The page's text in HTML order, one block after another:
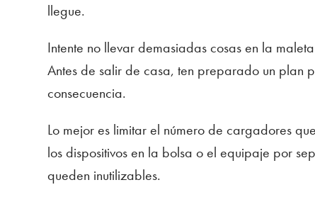
llegue.
Intente no llevar demasiadas cosas en la
Antes de salir de casa, ten preparado un plan
consecuencia.
Lo mejor es limitar el número de cargadores
los dispositivos en la bolsa o el equipaje por
queden inutilizables.